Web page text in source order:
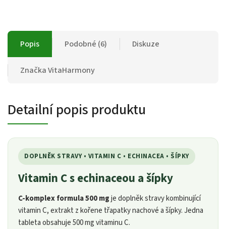
Popis Podobné (6) Diskuze
ZnačkaVitaHarmony
Detailní popis produktu
DOPLNĚK STRAVY • VITAMIN C • ECHINACEA • ŠÍPKY
Vitamin C s echinaceou a šípky
C-komplex formula 500 mgje doplněk stravy kombinující
vitamin C, extrakt z kořene třapatky nachové a šípky. Jedna
tableta obsahuje 500 mg vitaminu C.